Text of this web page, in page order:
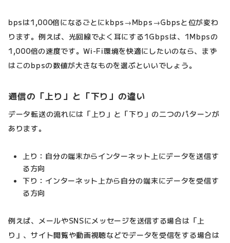
bpsは1,000倍になるごとにkbps→Mbps→Gbpsと位が変わ
ります。例えば、光回線でよく耳にする1Gbpsは、1Mbpsの
1,000倍の速度です。Wi-Fi環境を快適にしたいのなら、まず
はこのbpsの数値が大きなものを選ぶといいでしょう。
通信の「上り」と「下り」の違い
データ転送の流れには「上り」と「下り」の二つのパターンが
あります。
上り：自分の端末からインターネット上にデータを送信す
る方向
下り：インターネット上から自分の端末にデータを受信す
る方向
例えば、メールやSNSにメッセージを送信する場合は「上
り」、サイト閲覧や動画視聴などでデータを受信をする場合は